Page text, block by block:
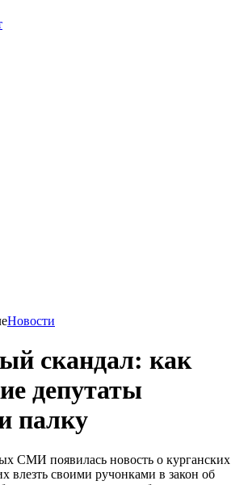
Новости
скандал: как
депутаты
палку
СМИ появилась новость о курганских
влезть своими ручонками в закон об